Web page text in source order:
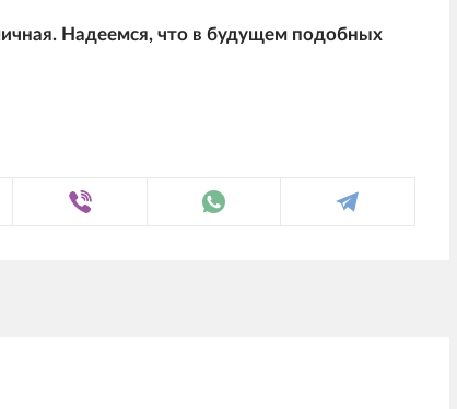
Надеемся, что в будущем подобных